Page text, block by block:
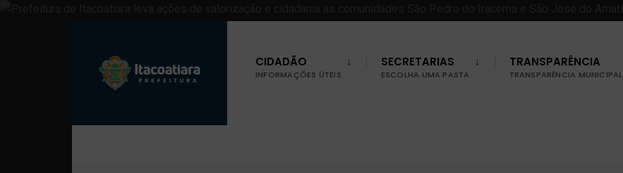
CIDADÃO
INFORMAÇÕES ÚTEIS
SECRETARIAS
ESCOLHA UMA PASTA
TRANSPARÊNCIA
TRANSPARÊNCIA MUNICIPAL